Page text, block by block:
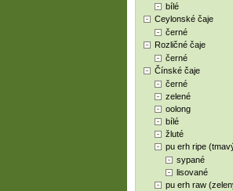
bílé
Ceylonské čaje
černé
Rozličné čaje
černé
Čínské čaje
černé
zelené
oolong
bílé
žluté
pu erh ripe
sypané
lisované
pu erh raw